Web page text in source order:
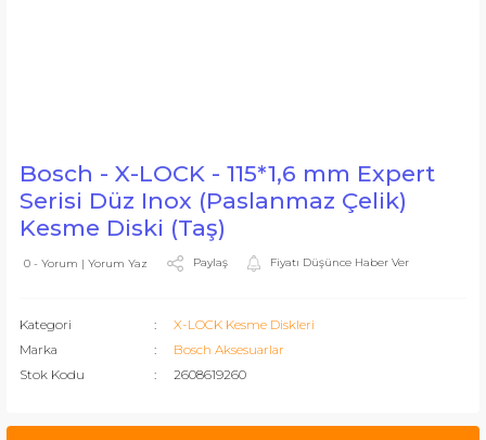
Bosch - X-LOCK - 115*1,6 mm Expert
Serisi Düz Inox (Paslanmaz Çelik)
Kesme Diski (Taş)
0 - Yorum | Yorum Yaz Paylaş Fiyatı Düşünce Haber Ver
Kategori
X-LOCK Kesme Diskleri
Marka
Bosch Aksesuarlar
Stok Kodu
2608619260